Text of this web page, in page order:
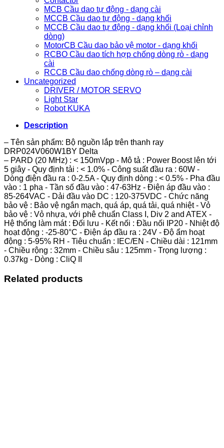
MCB Cầu dao tự động - dạng cài
MCCB Cầu dao tự động - dạng khối
MCCB Cầu dao tự động - dạng khối (Loại chỉnh
dòng)
MotorCB Cầu dao bảo vệ motor - dạng khối
RCBO Cầu dao tích hợp chống dòng rò - dạng
cài
RCCB Cầu dao chống dòng rò – dạng cài
Uncategorized
DRIVER / MOTOR SERVO
Light Star
Robot KUKA
Description
– Tên sản phẩm: Bộ nguồn lắp trên thanh ray
DRP024V060W1BY Delta
– PARD (20 MHz) : < 150mVpp - Mô tả : Power Boost lên tới
5 giây - Quy định tải : < 1.0% - Công suất đầu ra : 60W -
Dòng điện đầu ra : 0-2.5A - Quy định dòng : < 0.5% - Pha đầu
vào : 1 pha - Tần số đầu vào : 47-63Hz - Điện áp đầu vào :
85-264VAC - Dải đầu vào DC : 120-375VDC - Chức năng
bảo vệ : Bảo vệ ngắn mạch, quá áp, quá tải, quá nhiệt - Vỏ
bảo vệ : Vỏ nhựa, với phê chuẩn Class I, Div 2 and ATEX -
Hệ thống làm mát : Đối lưu - Kết nối : Đầu nối IP20 - Nhiệt độ
hoạt động : -25-80°C - Điện áp đầu ra : 24V - Độ ẩm hoạt
động : 5-95% RH - Tiêu chuẩn : IEC/EN - Chiều dài : 121mm
- Chiều rộng : 32mm - Chiều sâu : 125mm - Trọng lượng :
0.37kg - Dòng : CliQ II
Related products